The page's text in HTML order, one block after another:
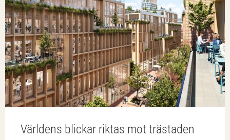
Världens blickar riktas mot trästaden